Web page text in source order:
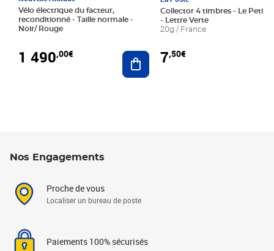
Vélo électrique du facteur,
reconditionné - Taille normale -
Noir/ Rouge
1 490,00€ Ajouter au panier
Collector 4 timbres - Le Petit
- Lettre Verte
20g / France
7,50€
Nos Engagements
Proche de vous
Localiser un bureau de poste
Paiements 100% sécurisés